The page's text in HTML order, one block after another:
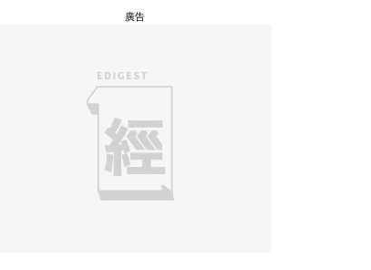
廣告